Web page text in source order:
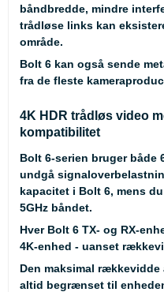
båndbredde, mindre
trådløse links kan
område.
Bolt 6 kan også sende
fra de fleste
4K HDR trådløs video
kompatibilitet
Bolt 6-serien bruger både
undgå
kapacitet i Bolt 6, mens
5GHz båndet.
Hver Bolt 6 TX- og RX-
4K-enhed - uanset
Den maksimal
altid begrænset til